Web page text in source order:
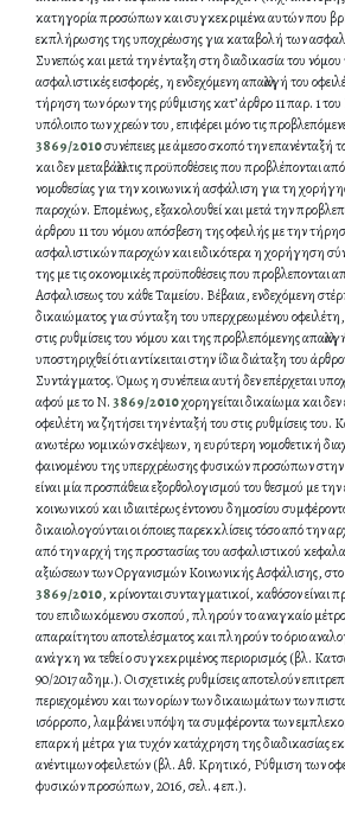
κατηγορία προσώπων και συγκεκριμένα αυτών που
εκπλήρωσης της υποχρέωσης για καταβολή των
Συνεπώς και μετά την ένταξη στη διαδικασία του
ασφαλιστικές εισφορές, η ενδεχόμενη απαλλαγή του
τήρηση των όρων της ρύθμισης κατ’ άρθρο 11 παρ. 1
υπόλοιπο των χρεών του, επιφέρει μόνο τις
3869/2010συνέπειες με άμεσο σκοπό την επανένταξή
και δεν μεταβάλλει τις προϋποθέσεις που προβλέπονται
νομοθεσίας για την κοινωνική ασφάλιση για τη
παροχών. Επομένως, εξακολουθεί και μετά την
άρθρου 11 του νόμου απόσβεση της οφειλής με την
ασφαλιστικών παροχών και ειδικότερα η χορήγηση
της με τις οκονομικές προϋποθέσεις που προβλεπονται
Ασφαλισεως του κάθε Ταμείου. Βέβαια, ενδεχόμενη
δικαιώματος για σύνταξη του υπερχρεωμένου
στις ρυθμίσεις του νόμου και της προβλεπόμενης
υποστηριχθεί ότι αντίκειται στην ίδια διάταξη του
Συντάγματος. Όμως η συνέπεια αυτή δεν επέρχεται
αφού με το Ν.3869/2010χορηγείται δικαίωμα και δεν
οφειλέτη να ζητήσει την ένταξή του στις ρυθμίσεις
ανωτέρω νομικών σκέψεων, η ευρύτερη νομοθετική
φαινομένου της υπερχρέωσης φυσικών προσώπων στην
είναι μία προσπάθεια εξορθολογισμού του θεσμού με
κοινωνικού και ιδιαιτέρως έντονου δημοσίου
δικαιολογούνται οι όποιες παρεκκλίσεις τόσο από την
από την αρχή της προστασίας του ασφαλιστικού
αξιώσεων των Οργανισμών Κοινωνικής Ασφάλισης, στο
3869/2010, κρίνονται συνταγματικοί, καθόσον είναι
του επιδιωκόμενου σκοπού, πληρούν το αναγκαίο
απαραίτητου αποτελέσματος και πληρούν το όριο
ανάγκη να τεθεί ο συγκεκριμένος περιορισμός (βλ.
90/2017 αδημ.). Οι σχετικές ρυθμίσεις αποτελούν
περιεχομένου και των ορίων των δικαιωμάτων των
ισόρροπο, λαμβάνει υπόψη τα συμφέροντα των
επαρκή μέτρα για τυχόν κατάχρηση της διαδικασίας εκ
ανέντιμων οφειλετών (βλ. Αθ. Κρητικό, Ρύθμιση των
φυσικών προσώπων, 2016, σελ. 4 επ.).